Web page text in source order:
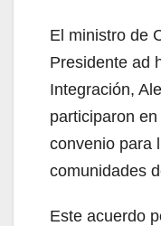
El ministro de
Presidente ad
Integración,
participaron en
convenio para
comunidades
Este acuerdo